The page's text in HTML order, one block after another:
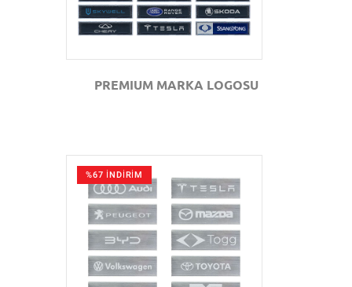
PREMIUM MARKA LOGOSU
%67 İNDİRİM
GÖZAT